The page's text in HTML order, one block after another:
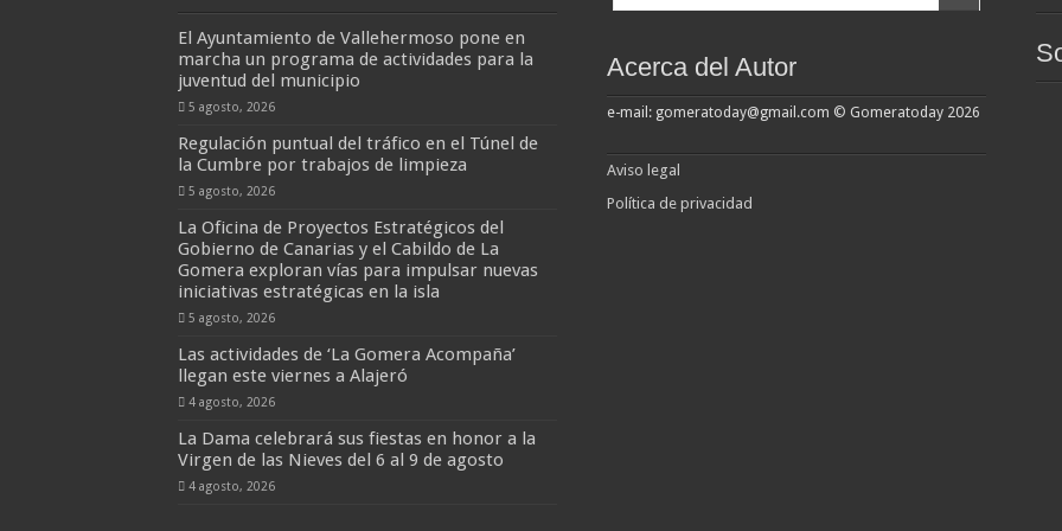
El Ayuntamiento de Vallehermoso pone en
marcha un programa de actividades para la
juventud del municipio
5 agosto, 2026
Regulación puntual del tráfico en el Túnel de
la Cumbre por trabajos de limpieza
5 agosto, 2026
La Oficina de Proyectos Estratégicos del
Gobierno de Canarias y el Cabildo de La
Gomera exploran vías para impulsar nuevas
iniciativas estratégicas en la isla
5 agosto, 2026
Las actividades de ‘La Gomera Acompaña’
llegan este viernes a Alajeró
4 agosto, 2026
La Dama celebrará sus fiestas en honor a la
Virgen de las Nieves del 6 al 9 de agosto
4 agosto, 2026
Acerca del Autor
e-mail: gomeratoday@gmail.com © Gomeratoday 2026
Aviso legal
Política de privacidad